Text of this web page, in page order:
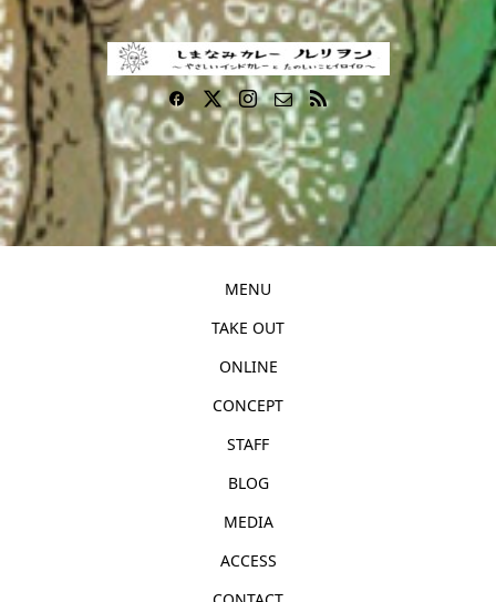
MENU
TAKE OUT
ONLINE
CONCEPT
STAFF
BLOG
MEDIA
ACCESS